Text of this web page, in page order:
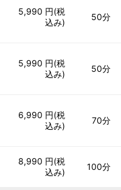
5,990 円(税
込み)
50分
5,990 円(税
込み)
50分
6,990 円(税
込み)
70分
8,990 円(税
込み)
100分